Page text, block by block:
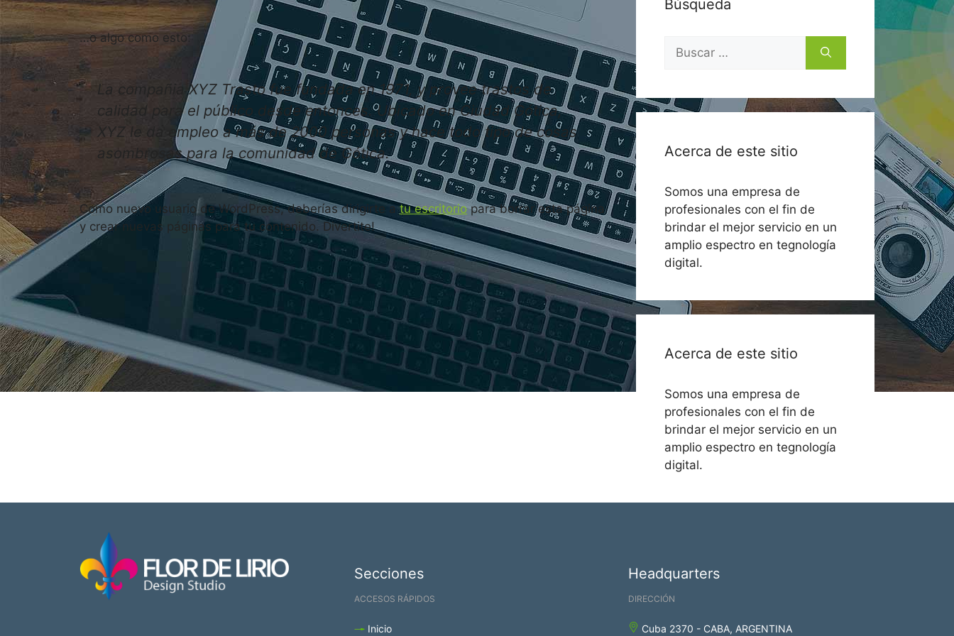
…o algo como esto:
La compañia XYZ Trasto fue fundada en 1971, y provee trastos de
calidad para el público desde entonces. Ubicado en Ciudad Gótica,
XYZ le da empleo a más de 2000 personas y hace todo tipo de cosas
asombrosas para la comunidad de Gótica.
Como nuevo usuario de WordPress, deberías dirigirte atu escritoriopara borrar esta página
y crear nuevas páginas para tu contenido. Divertite!
Búsqueda
Buscar:
Acerca de este sitio
Somos una empresa de
profesionales con el fin de
brindar el mejor servicio en un
amplio espectro en tegnología
digital.
Acerca de este sitio
Somos una empresa de
profesionales con el fin de
brindar el mejor servicio en un
amplio espectro en tegnología
digital.
Secciones
ACCESOS RÁPIDOS
Inicio
Headquarters
DIRECCIÓN
Cuba 2370 - CABA, ARGENTINA